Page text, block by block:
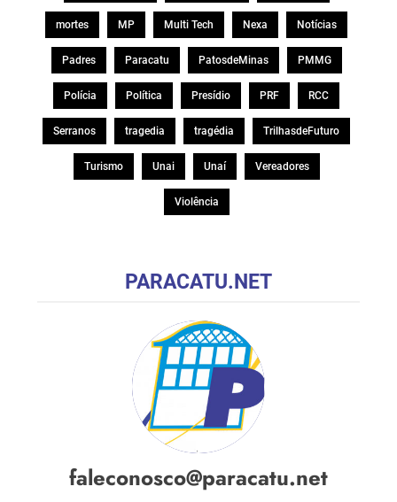
mortes MP Multi Tech Nexa Notícias
Padres Paracatu PatosdeMinas PMMG
Polícia Política Presídio PRF RCC
Serranos tragedia tragédia TrilhasdeFuturo
Turismo Unai Unaí Vereadores
Violência
PARACATU.NET
faleconosco@paracatu.net